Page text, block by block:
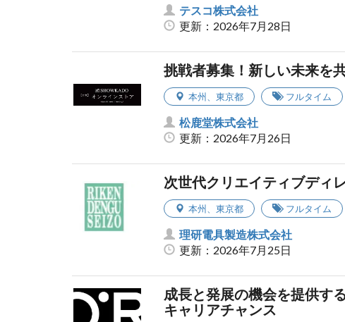
テスコ株式会社
更新：2026年7月28日
挑戦者募集！新しい未来を
本州、 東京都 フルタイム
松鹿堂株式会社
更新：2026年7月26日
次世代クリエイティブディ
本州、 東京都 フルタイム
理研電具製造株式会社
更新：2026年7月25日
成長と発展の機会を提供す
キャリアチャンス